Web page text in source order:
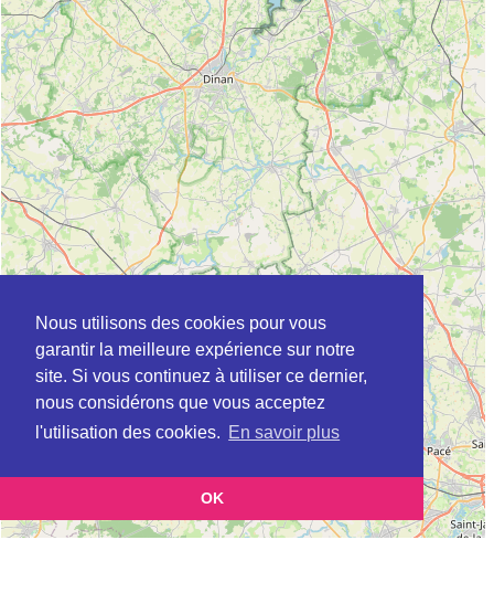
Nous utilisons des cookies pour vous
garantir la meilleure expérience sur notre
site. Si vous continuez à utiliser ce dernier,
nous considérons que vous acceptez
l'utilisation des cookies. En savoir plus
OK